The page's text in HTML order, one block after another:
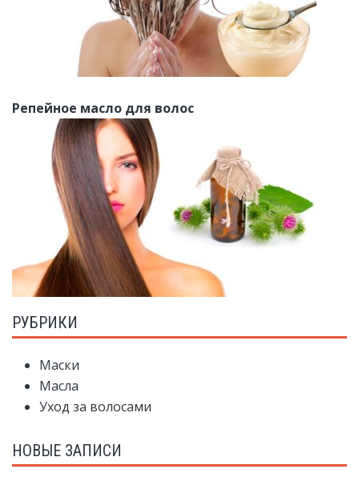
Репейное масло для волос
РУБРИКИ
Маски
Масла
Уход за волосами
НОВЫЕ ЗАПИСИ